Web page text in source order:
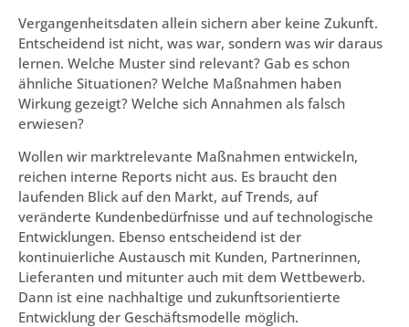
Vergangenheitsdaten allein sichern aber keine Zukunft.
Entscheidend ist nicht, was war, sondern was wir daraus
lernen. Welche Muster sind relevant? Gab es schon
ähnliche Situationen? Welche Maßnahmen haben
Wirkung gezeigt? Welche sich Annahmen als falsch
erwiesen?
Wollen wir marktrelevante Maßnahmen entwickeln,
reichen interne Reports nicht aus. Es braucht den
laufenden Blick auf den Markt, auf Trends, auf
veränderte Kundenbedürfnisse und auf technologische
Entwicklungen. Ebenso entscheidend ist der
kontinuierliche Austausch mit Kunden, Partnerinnen,
Lieferanten und mitunter auch mit dem Wettbewerb.
Dann ist eine nachhaltige und zukunftsorientierte
Entwicklung der Geschäftsmodelle möglich.